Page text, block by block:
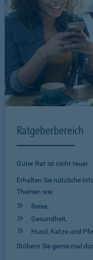
Ratgeberbereich
Guter Rat ist nicht teuer.
Erhalten Sie nützliche
Themen wie
Reise,
Gesundheit,
Hund, Katze und
Stöbern Sie gerne mal